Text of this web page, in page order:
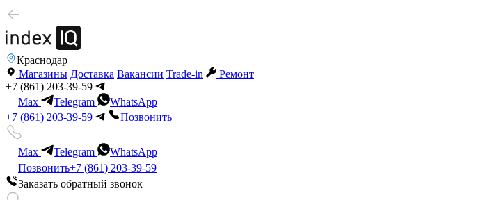
Краснодар
Магазины Доставка Вакансии Trade-in
Ремонт
+7 (861) 203-39-59
Max
Telegram
WhatsApp
+7 (861) 203-39-59
Позвонить
Max Telegram
WhatsApp
Позвонить+7 (861) 203-39-59
Заказать обратный звонок